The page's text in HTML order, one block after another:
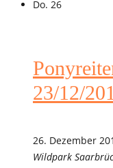
Do. 26
23/12/
26. Dezember
Wildpark